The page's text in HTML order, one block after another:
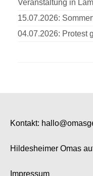
Veranstaltung in
15.07.2026:
04.07.2026: Protest
Kontakt:
Hildesheimer Omas
Impressum